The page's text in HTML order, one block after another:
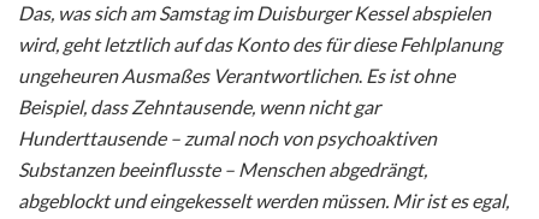
Das, was sich am Samstag im Duisburger Kessel abspielen
wird, geht letztlich auf das Konto des für diese Fehlplanung
ungeheuren Ausmaßes Verantwortlichen. Es ist ohne
Beispiel, dass Zehntausende, wenn nicht gar
Hunderttausende – zumal noch von psychoaktiven
Substanzen beeinflusste – Menschen abgedrängt,
abgeblockt und eingekesselt werden müssen. Mir ist es egal,